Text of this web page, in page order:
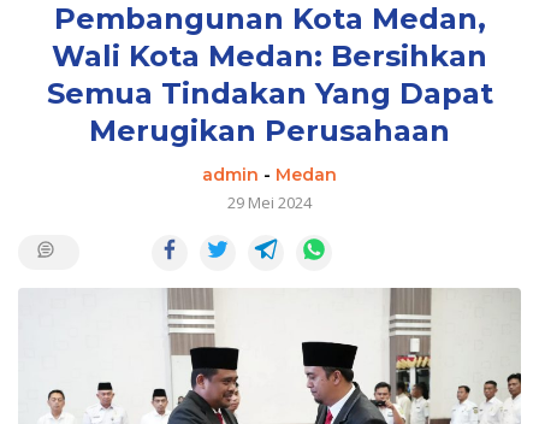
Pembangunan Kota Medan,
Wali Kota Medan: Bersihkan
Semua Tindakan Yang Dapat
Merugikan Perusahaan
admin - Medan
29 Mei 2024